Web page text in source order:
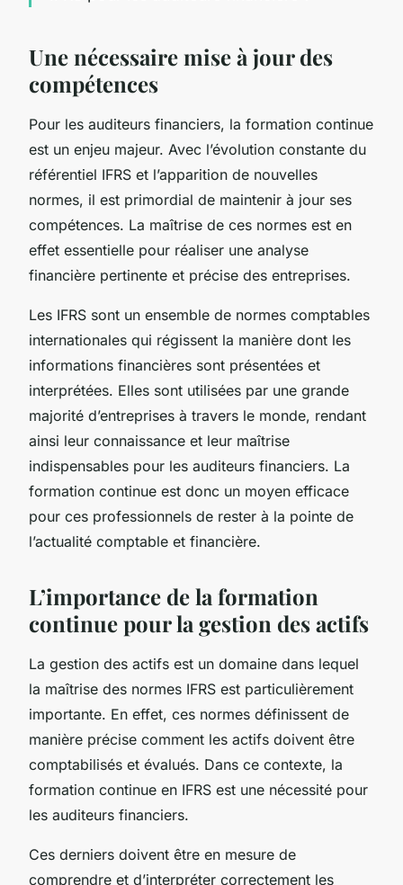
Une nécessaire mise à jour des
compétences
Pour les auditeurs financiers, la formation continue
est un enjeu majeur. Avec l’évolution constante du
référentiel IFRS et l’apparition de nouvelles
normes, il est primordial de maintenir à jour ses
compétences. La maîtrise de ces normes est en
effet essentielle pour réaliser une analyse
financière pertinente et précise des entreprises.
Les IFRS sont un ensemble de normes comptables
internationales qui régissent la manière dont les
informations financières sont présentées et
interprétées. Elles sont utilisées par une grande
majorité d’entreprises à travers le monde, rendant
ainsi leur connaissance et leur maîtrise
indispensables pour les auditeurs financiers. La
formation continue est donc un moyen efficace
pour ces professionnels de rester à la pointe de
l’actualité comptable et financière.
L’importance de la formation
continue pour la gestion des actifs
La gestion des actifs est un domaine dans lequel
la maîtrise des normes IFRS est particulièrement
importante. En effet, ces normes définissent de
manière précise comment les actifs doivent être
comptabilisés et évalués. Dans ce contexte, la
formation continue en IFRS est une nécessité pour
les auditeurs financiers.
Ces derniers doivent être en mesure de
comprendre et d’interpréter correctement les